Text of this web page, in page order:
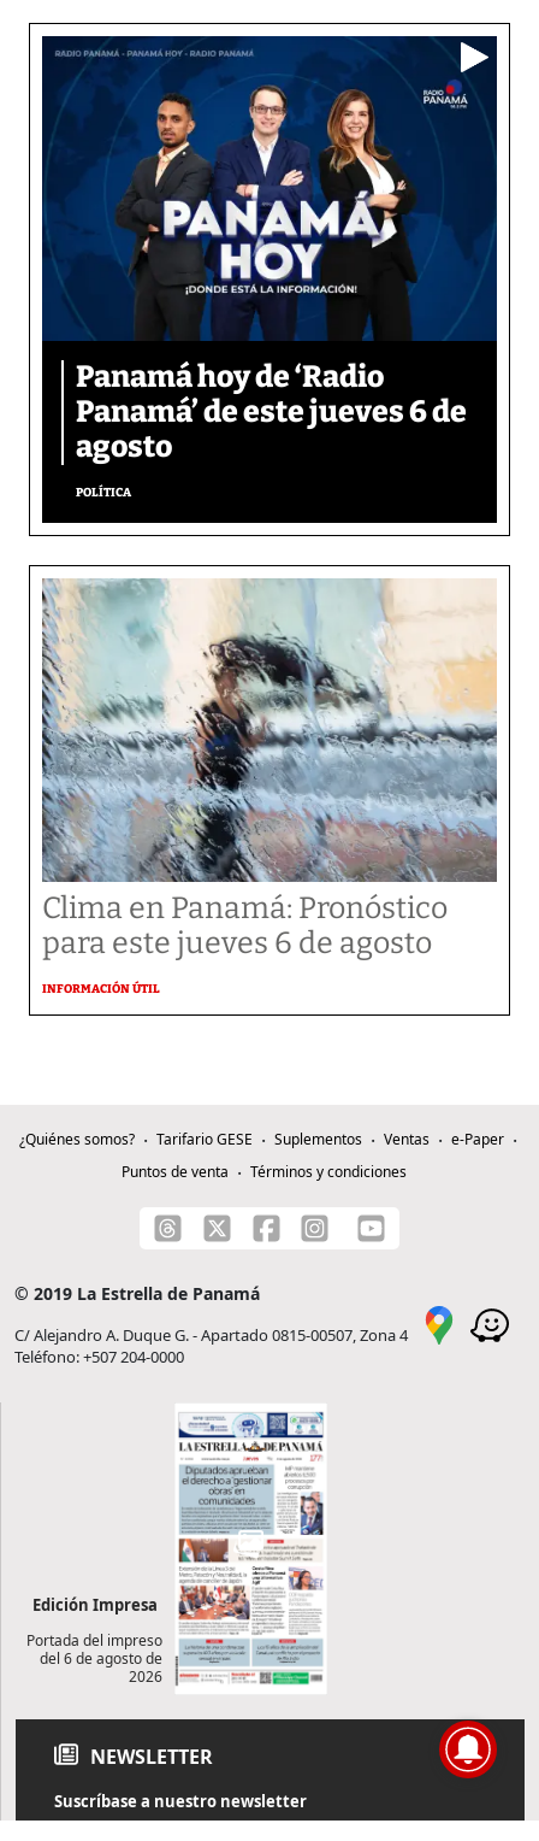
Panamá hoy de ‘Radio
Panamá’ de este jueves 6 de
agosto
POLÍTICA
Clima en Panamá: Pronóstico
para este jueves 6 de agosto
INFORMACIÓN ÚTIL
¿Quiénes somos? Tarifario GESE Suplementos Ventas
e-Paper
Puntos de venta
Términos y condiciones
© 2019 La Estrella de Panamá
C/ Alejandro A. Duque G. - Apartado 0815-00507, Zona 4
Teléfono: +507 204-0000
Edición Impresa
Portada del impreso
del 6 de agosto de
2026
NEWSLETTER
Suscríbase a nuestro newsletter
Reciba diariamente información de actualidad directamente en